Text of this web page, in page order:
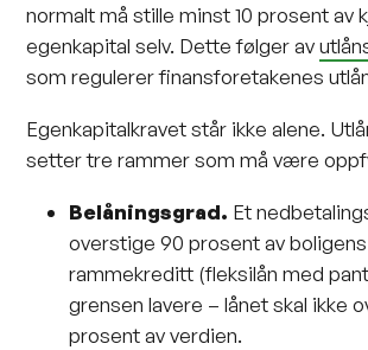
normalt må stille minst 10 prosent av
egenkapital selv. Dette følger av
som regulerer finansforetakenes
Egenkapitalkravet står ikke alene.
setter tre rammer som må være
Belåningsgrad. Et
overstige 90 prosent av
rammekreditt (fleksilån med
grensen lavere – lånet skal ikke
prosent av verdien.